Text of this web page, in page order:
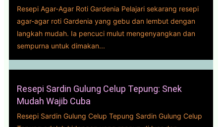
Resepi Agar-Agar Roti Gardenia Pelajari sekarang resepi
agar-agar roti Gardenia yang gebu dan lembut dengan
langkah mudah. Ia pencuci mulut mengenyangkan dan
sempurna untuk dimakan...
Resepi Sardin Gulung Celup Tepung: Snek
Mudah Wajib Cuba
Resepi Sardin Gulung Celup Tepung Sardin Gulung Celup